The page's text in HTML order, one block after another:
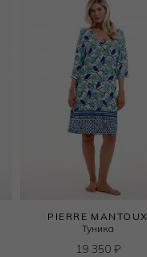
PIERRE MANTOUX
Туника
19 350 ₽